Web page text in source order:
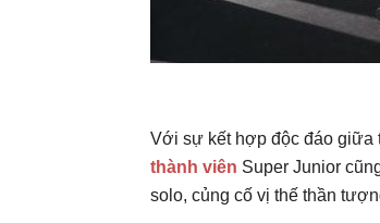
Với sự kết hợp độc đáo giữa
thành viên Super Junior
solo, củng cố vị thế thần